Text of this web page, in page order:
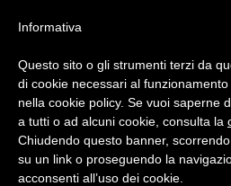
bimbi e viaggi - family travel
Informativa
Questo sito o gli strumenti terzi da
di cookie necessari al
nella cookie policy. Se vuoi saperne
a tutti o ad alcuni cookie, consulta la
Chiudendo questo banner,
su un link o proseguendo la
acconsenti all’uso dei cookie.